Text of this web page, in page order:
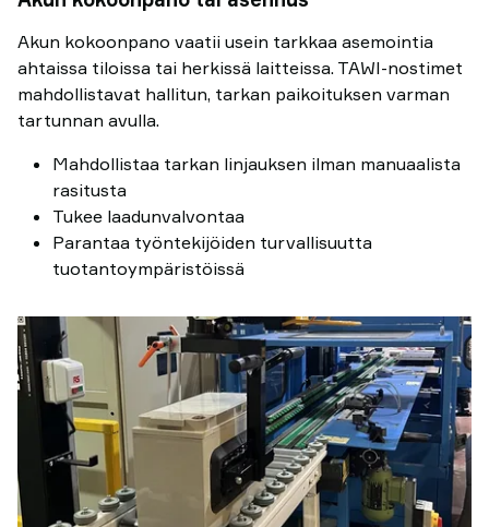
Akun kokoonpano vaatii usein tarkkaa asemointia
ahtaissa tiloissa tai herkissä laitteissa. TAWI-nostimet
mahdollistavat hallitun, tarkan paikoituksen varman
tartunnan avulla.
Mahdollistaa tarkan linjauksen ilman manuaalista
rasitusta
Tukee laadunvalvontaa
Parantaa työntekijöiden turvallisuutta
tuotantoympäristöissä